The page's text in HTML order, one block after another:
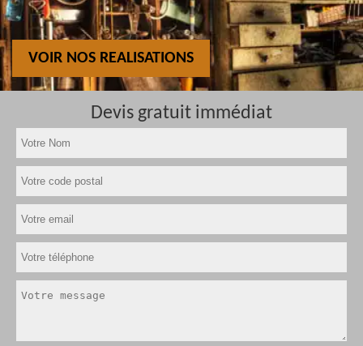
VOIR NOS REALISATIONS
Devis gratuit immédiat